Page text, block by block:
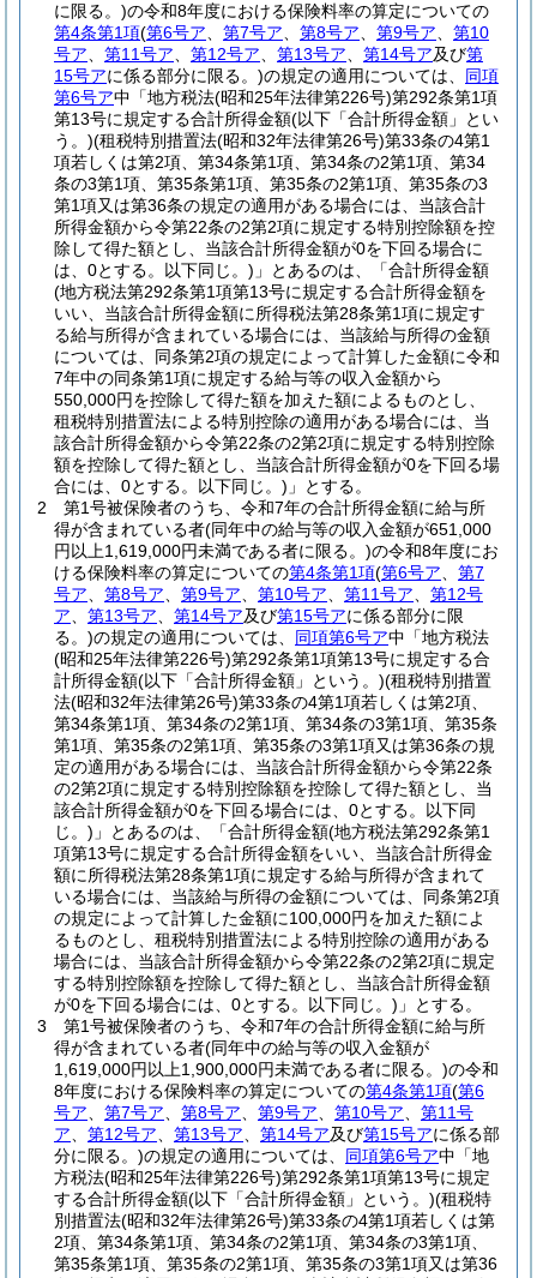
に限る。)の令和8年度における保険料率の算定についての
第4条第1項(第6号ア 第7号ア 第8号ア 第9号ア
第10
号ア
第11号ア 第12号ア 第13号ア 第14号ア及び第
15号アに係る部分に限る。)の規定の適用については、 同項
第6号ア中「地方税法(昭和25年法律第226号)第292条第1項
第13号に規定する合計所得金額(以下「合計所得金額」とい
う。)(租税特別措置法(昭和32年法律第26号)第33条の4第1
項若しくは第2項、第34条第1項、第34条の2第1項、第34
条の3第1項、第35条第1項、第35条の2第1項、第35条の3
第1項又は第36条の規定の適用がある場合には、当該合計
所得金額から令第22条の2第2項に規定する特別控除額を控
除して得た額とし、当該合計所得金額が0を下回る場合に
は、0とする。以下同じ。) 」とあるのは、「合計所得金額
(地方税法第292条第1項第13号に規定する合計所得金額を
いい、当該合計所得金額に所得税法第28条第1項に規定す
る給与所得が含まれている場合には、当該給与所得の金額
については、同条第2項の規定によって計算した金額に令和
7年中の同条第1項に規定する給与等の収入金額から
550,000円を控除して得た額を加えた額によるものとし、
租税特別措置法による特別控除の適用がある場合には、当
該合計所得金額から令第22条の2第2項に規定する特別控除
額を控除して得た額とし、当該合計所得金額が0を下回る場
合には、0とする。以下同じ。) 」とする。
2
第1号被保険者のうち、令和7年の合計所得金額に給与所
得が含まれている者(同年中の給与等の収入金額が651,000
円以上1,619,000円未満である者に限る。)の令和8年度にお
ける保険料率の算定についての第4条第1項(第6号ア
第7
号ア
第8号ア 第9号ア 第10号ア 第11号ア
第12号
ア
第13号ア 第14号ア及び第15号アに係る部分に限
る。)の規定の適用については、 同項第6号ア中「地方税法
(昭和25年法律第226号)第292条第1項第13号に規定する合
計所得金額(以下「合計所得金額」という。)(租税特別措置
法(昭和32年法律第26号)第33条の4第1項若しくは第2項、
第34条第1項、第34条の2第1項、第34条の3第1項、第35条
第1項、第35条の2第1項、第35条の3第1項又は第36条の規
定の適用がある場合には、当該合計所得金額から令第22条
の2第2項に規定する特別控除額を控除して得た額とし、当
該合計所得金額が0を下回る場合には、0とする。以下同
じ。) 」とあるのは、「合計所得金額(地方税法第292条第1
項第13号に規定する合計所得金額をいい、当該合計所得金
額に所得税法第28条第1項に規定する給与所得が含まれて
いる場合には、当該給与所得の金額については、同条第2項
の規定によって計算した金額に100,000円を加えた額によ
るものとし、租税特別措置法による特別控除の適用がある
場合には、当該合計所得金額から令第22条の2第2項に規定
する特別控除額を控除して得た額とし、当該合計所得金額
が0を下回る場合には、0とする。以下同じ。) 」とする。
3
第1号被保険者のうち、令和7年の合計所得金額に給与所
得が含まれている者(同年中の給与等の収入金額が
1,619,000円以上1,900,000円未満である者に限る。)の令和
8年度における保険料率の算定についての第4条第1項(第6
号ア
第7号ア 第8号ア 第9号ア 第10号ア
第11号
ア
第12号ア 第13号ア 第14号ア及び第15号アに係る部
分に限る。)の規定の適用については、 同項第6号ア中「地
方税法(昭和25年法律第226号)第292条第1項第13号に規定
する合計所得金額(以下「合計所得金額」という。)(租税特
別措置法(昭和32年法律第26号)第33条の4第1項若しくは第
2項、第34条第1項、第34条の2第1項、第34条の3第1項、
第35条第1項、第35条の2第1項、第35条の3第1項又は第36